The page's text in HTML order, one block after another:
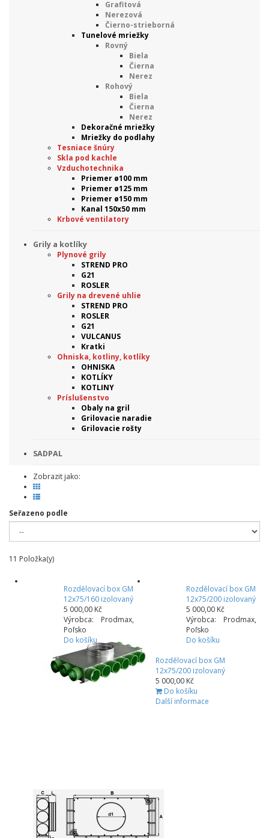
Grafitová
Nerezová
Čierno-strieborná
Tunelové mriežky
Rovný
Biela
Čierna
Nerez
Rohový
Biela
Čierna
Nerez
Dekoračné mriežky
Mriežky do podlahy
Tesniace šnúry
Skla pod kachle
Vzduchotechnika
Priemer ø100 mm
Priemer ø125 mm
Priemer ø150 mm
Kanal 150x50 mm
Krbové ventilatory
Grily a kotlíky
Plynové grily
STREND PRO
G21
ROSLER
Grily na drevené uhlie
STREND PRO
ROSLER
G21
VULCANUS
Kratki
Ohniska, kotliny, kotlíky
OHNISKA
KOTLÍKY
KOTLINY
Príslušenstvo
Obaly na gril
Grilovacie naradie
Grilovacie rošty
SADPAL
Zobrazit jako:
Seřazeno podle
11 Položka(y)
Rozdělovací box GM
12x75/160 izolovaný
5 000,00 Kč
Výrobca: Prodmax,
Poľsko
Do košíku
Rozdělovací box GM
12x75/200 izolovaný
5 000,00 Kč
Výrobca: Prodmax,
Poľsko
Do košíku
Rozdělovací box GM
12x75/200 izolovaný
5 000,00 Kč
Do košíku
Další informace